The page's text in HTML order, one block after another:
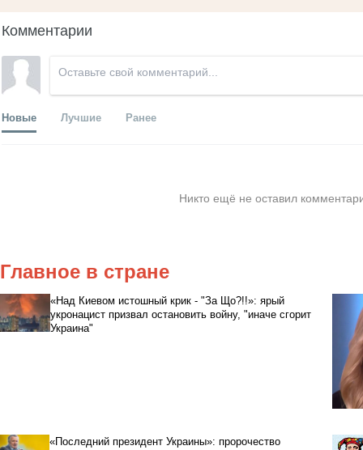
Комментарии
Новые Лучшие Ранее
Никто ещё не оставил
Главное в стране
«Над Киевом истошный крик - "За Що?!!»: ярый
укронацист призвал остановить войну, "иначе сгорит
Украина"
«Последний президент Украины»: пророчество